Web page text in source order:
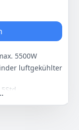
5500W
luftgekühlter